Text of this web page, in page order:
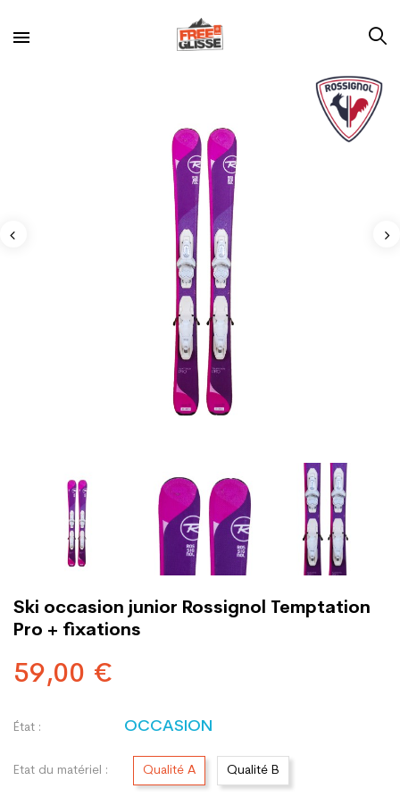
Ski occasion junior Rossignol Temptation
Pro + fixations
59,00 €
État : OCCASION
Etat du matériel : Qualité A Qualité B